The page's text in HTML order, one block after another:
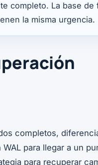
completo. La base de
la misma urgencia.
completos,
para llegar a un
para recuperar